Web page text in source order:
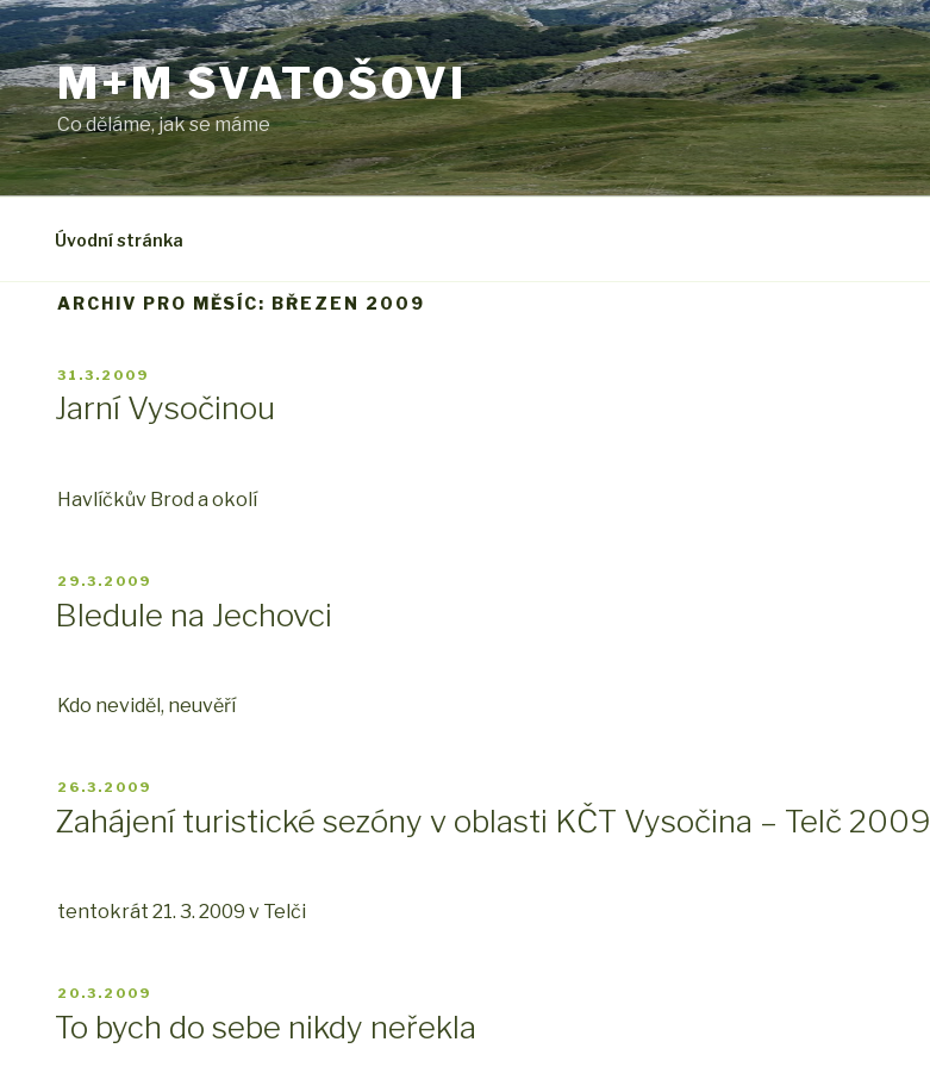
Přejít
k
obsahu
webu M+M SVATOŠOVI
Co děláme, jak se máme
Úvodní stránka
ARCHIV PRO MĚSÍC: BŘEZEN 2009
PUBLIKOVÁNO
31.3.2009
Jarní Vysočinou
Havlíčkův Brod a okolí
PUBLIKOVÁNO
29.3.2009
Bledule na Jechovci
Kdo neviděl, neuvěří
PUBLIKOVÁNO
26.3.2009
Zahájení turistické sezóny v oblasti KČT Vysočina – Telč 2009
tentokrát 21. 3. 2009 v Telči
PUBLIKOVÁNO
20.3.2009
To bych do sebe nikdy neřekla